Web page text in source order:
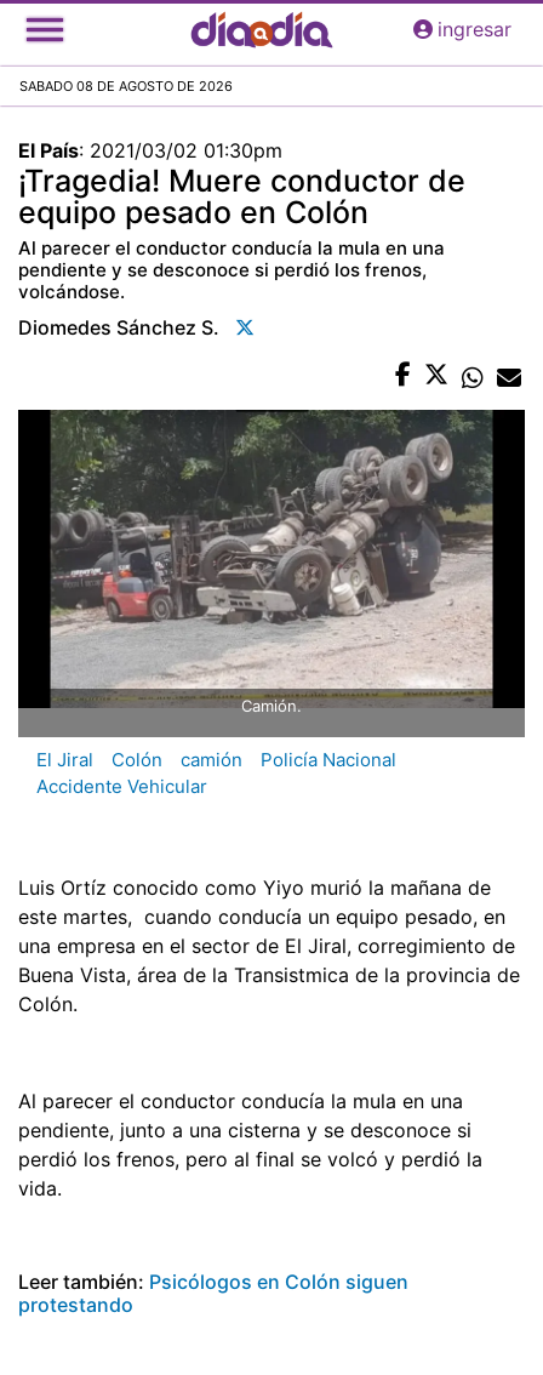
Pasar
al
principal
ingresar
SABADO 08 DE AGOSTO DE 2026
El País: 2021/03/02 01:30pm
¡Tragedia! Muere conductor de
equipo pesado en Colón
Al parecer el conductor conducía la mula en una
pendiente y se desconoce si perdió los frenos,
volcándose.
Diomedes Sánchez S.
Camión.
El Jiral Colón camión
Policía Nacional
Accidente Vehicular
Luis Ortíz conocido como Yiyo murió la mañana de
este martes, cuando conducía un equipo pesado, en
una empresa en el sector de El Jiral, corregimiento de
Buena Vista, área de la Transistmica de la provincia de
Colón.
Al parecer el conductor conducía la mula en una
pendiente, junto a una cisterna y se desconoce si
perdió los frenos, pero al final se volcó y perdió la
vida.
Leer también: Psicólogos en Colón siguen
protestando